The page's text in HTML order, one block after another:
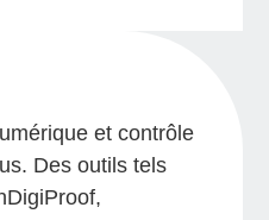
et contrôle
Des outils tels